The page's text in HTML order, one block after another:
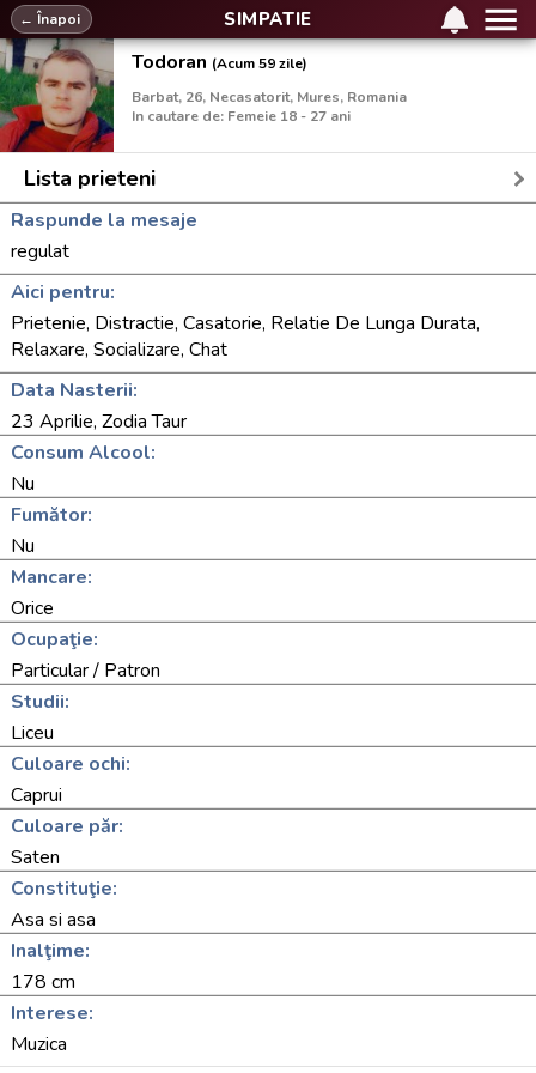
SIMPATIE
← Înapoi
Todoran (Acum 59 zile)
Barbat, 26, Necasatorit, Mures, Romania
In cautare de: Femeie 18 - 27 ani
Lista prieteni
Raspunde la mesaje
regulat
Aici pentru:
Prietenie, Distractie, Casatorie, Relatie De Lunga Durata,
Relaxare, Socializare, Chat
Data Nasterii:
23 Aprilie, Zodia Taur
Consum Alcool:
Nu
Fumător:
Nu
Mancare:
Orice
Ocupaţie:
Particular / Patron
Studii:
Liceu
Culoare ochi:
Caprui
Culoare păr:
Saten
Constituţie:
Asa si asa
Inalţime:
178 cm
Interese:
Muzica